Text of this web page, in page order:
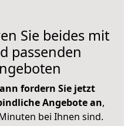
Sie beides mit
passenden
fordern Sie jetzt
Angebote an,
bei Ihnen sind.